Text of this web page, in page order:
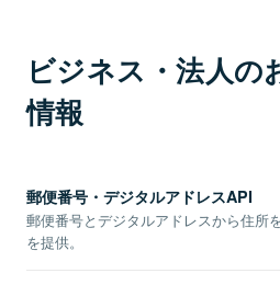
ビジネス・法人の
情報
郵便番号・デジタルアドレスAPI
郵便番号とデジタルアドレスから住所
を提供。